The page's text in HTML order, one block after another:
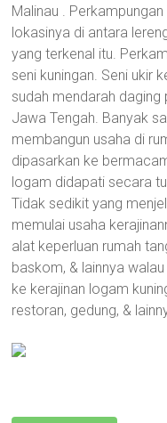
Malinau .
lokasinya di antara
yang terkenal itu.
seni kuningan. Seni ukir
sudah mendarah daging
Jawa Tengah. Banyak
membangun usaha di
dipasarkan ke
logam didapati secara
Tidak sedikit yang
memulai usaha
alat keperluan rumah
baskom, & lainnya
ke kerajinan logam
restoran, gedung, &